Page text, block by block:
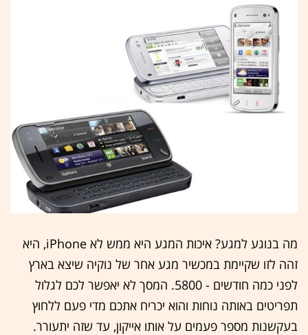
מה בנוגע למגע? איכות המגע היא ממש לא iPhone, היא
זהה לזו שקיימת במכשיר מגע אחר של נוקיה שיצא בארץ
לפני כמה חודשים - 5800. המסך לא יאפשר לכם לגלול
תפריטים באותה נוחות והוא יכריח אתכם מדי פעם ללחוץ
בעקשנות מספר פעמים על אותו אייקון, עד שזה יתעורר.